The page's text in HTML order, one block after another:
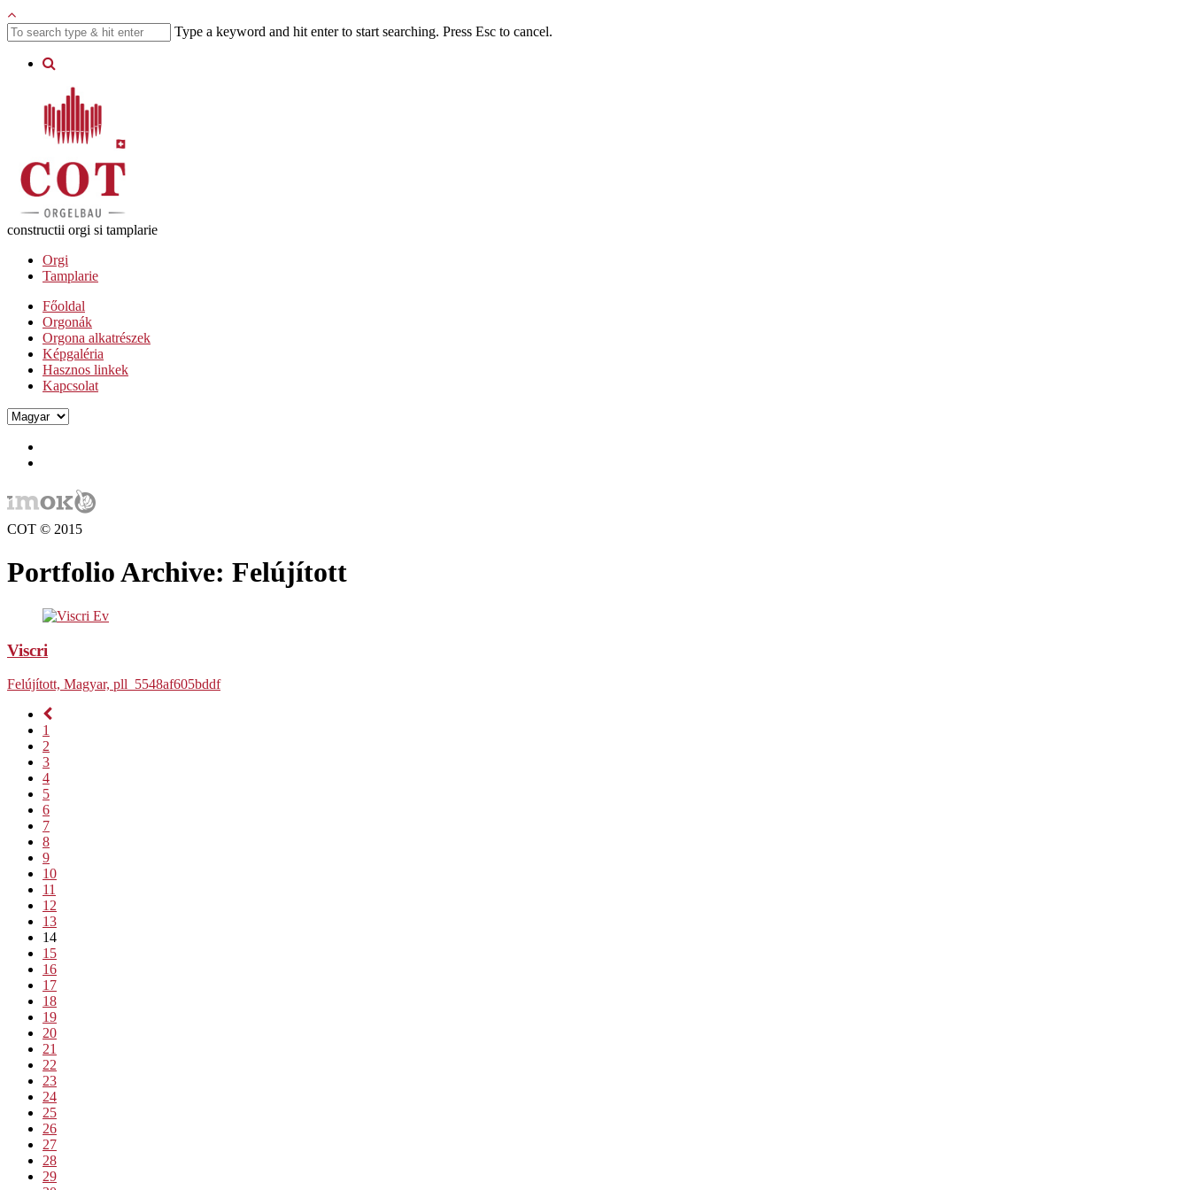
Type a keyword and hit enter to start searching. Press Esc to cancel.
constructii orgi si tamplarie
Orgi
Tamplarie
Főoldal
Orgonák
Orgona alkatrészek
Képgaléria
Hasznos linkek
Kapcsolat
COT © 2015
Portfolio Archive: Felújított
Viscri
Felújított, Magyar, pll_5548af605bddf
1
2
3
4
5
6
7
8
9
10
11
12
13
14
15
16
17
18
19
20
21
22
23
24
25
26
27
28
29